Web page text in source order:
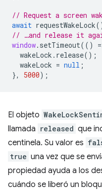
// Request a screen
await requestWakeLock
// …and release it
window. setTimeout(() =
wakeLock . release();
wakeLock = null ;
},
5000);
El objeto
llamada released que
centinela. Su valor es
true una vez que se
propiedad ayuda a los
cuándo se liberó un